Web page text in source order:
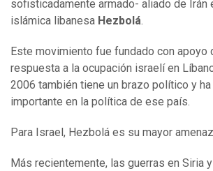
sofisticadamente armado- aliado de Irán
islámica libanesa Hezbolá.
Este movimiento fue fundado con apoyo
respuesta a la ocupación israelí en
2006 también tiene un brazo político y ha
importante en la política de ese país.
Para Israel, Hezbolá es su mayor
Más recientemente, las guerras en Siria